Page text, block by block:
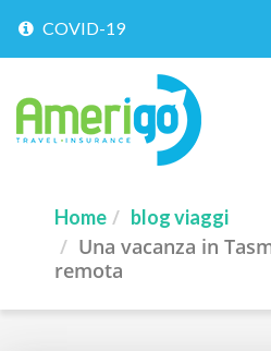
COVID-19
Home blog viaggi
Una vacanza in
remota